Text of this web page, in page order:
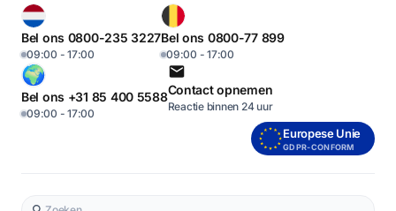
Bel ons 0800-235 3227
09:00 - 17:00
Bel ons 0800-77 899
09:00 - 17:00
Bel ons +31 85 400 5588
09:00 - 17:00
Contact opnemen
Reactie binnen 24 uur
Europese Unie
GDPR-CONFORM